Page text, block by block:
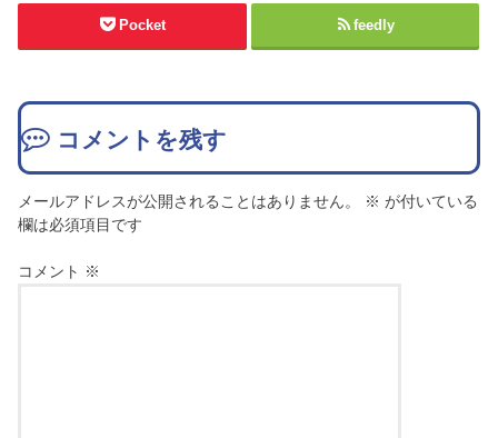
Pocket feedly
コメントを残す
メールアドレスが公開されることはありません。 ※ が付いている
欄は必須項目です
コメント ※